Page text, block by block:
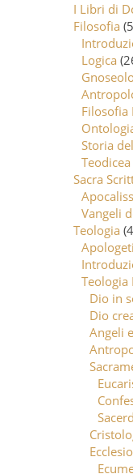
I Libri di
Filosofia
Logica
Filosofia
Storia
Teodicea
Sacra
Vangeli
Teologia
Teologia
Dio in
Dio
Angeli